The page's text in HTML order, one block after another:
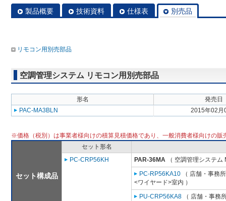
製品概要 技術資料 仕様表 別売品
リモコン用別売部品
空調管理システム リモコン用別売部品
形名
発売日
PAC-MA3BLN
2015年02月
※価格（税別）は事業者様向けの積算見積価格であり、一般消費者様向けの販
セット構成品
セット形名
PC-CRP56KH
PAR-36MA （ 空調管理システム
PC-RP56KA10 （ 店舗・事務
<ワイヤード>室内 ）
PU-CRP56KA8 （ 店舗・事務